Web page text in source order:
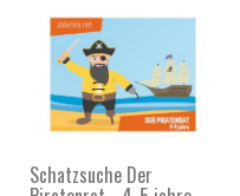
Schatzsuche Der